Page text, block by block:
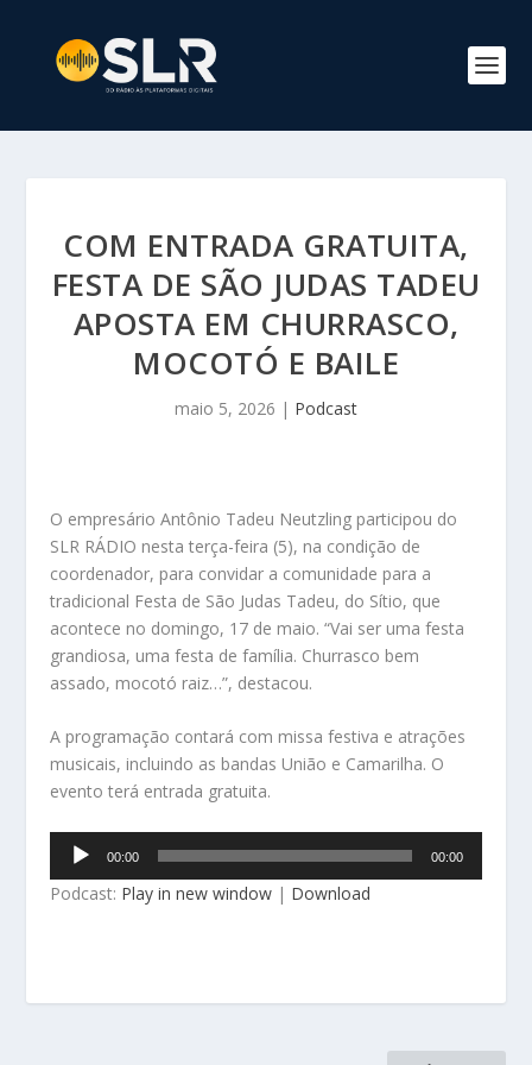
COM ENTRADA GRATUITA,
FESTA DE SÃO JUDAS TADEU
APOSTA EM CHURRASCO,
MOCOTÓ E BAILE
maio 5, 2026 | Podcast
O empresário Antônio Tadeu Neutzling participou do
SLR RÁDIO nesta terça-feira (5), na condição de
coordenador, para convidar a comunidade para a
tradicional Festa de São Judas Tadeu, do Sítio, que
acontece no domingo, 17 de maio. “Vai ser uma festa
grandiosa, uma festa de família. Churrasco bem
assado, mocotó raiz…”, destacou.
A programação contará com missa festiva e atrações
musicais, incluindo as bandas União e Camarilha. O
evento terá entrada gratuita.
Tocador
áudio
00:00 00:00
Podcast: Play in new window | Download